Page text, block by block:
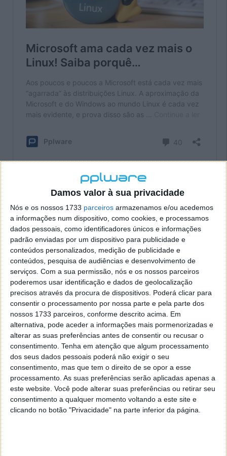
Damos valor à sua privacidade
Nós e os nossos 1733 parceiros armazenamos e/ou acedemos
a informações num dispositivo, como cookies, e processamos
dados pessoais, como identificadores únicos e informações
padrão enviadas por um dispositivo para publicidade e
conteúdos personalizados, medição de publicidade e
conteúdos, pesquisa de audiências e desenvolvimento de
serviços. Com a sua permissão, nós e os nossos parceiros
poderemos usar identificação e dados de geolocalização
precisos através da procura de dispositivos. Poderá clicar para
consentir o processamento por nossa parte e pela parte dos
nossos 1733 parceiros, conforme descrito acima. Em
alternativa, pode aceder a informações mais pormenorizadas e
alterar as suas preferências antes de consentir ou recusar o
consentimento. Tenha em atenção que algum processamento
dos seus dados pessoais poderá não exigir o seu
consentimento, mas que tem o direito de se opor a esse
processamento. As suas preferências serão aplicadas apenas a
este website. Você pode alterar suas preferências ou retirar seu
consentimento a qualquer momento voltando a este site e
clicando no botão "Privacidade" na parte inferior da página.
Este artigo tem mais de um ano
Acompanhe o Pplware no Google Notícias
Proponha uma correção, faça uma sugestão
Autor:Pedro Pinto
Tags: calculadora Microsoft
PRÓXIMO ARTIGO
Depois do Galaxy Fold, Samsung já trabalha em dois
novos smartphones dobráveis